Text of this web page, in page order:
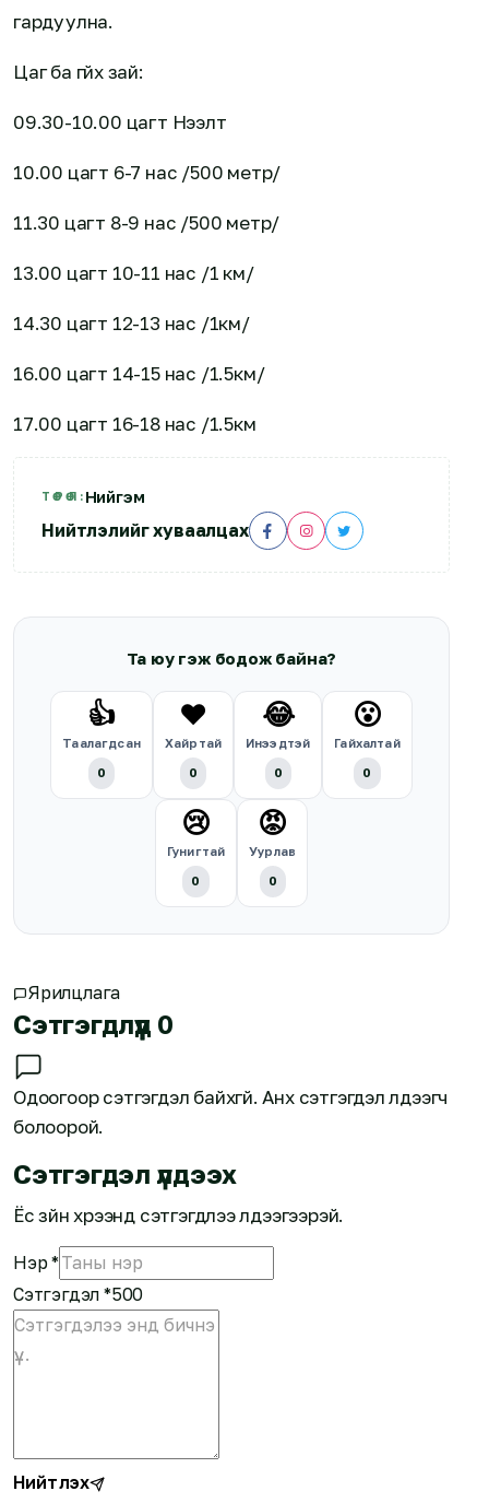
гардуулна.
Цаг ба гүйх зай:
09.30-10.00 цагт Нээлт
10.00 цагт 6-7 нас /500 метр/
11.30 цагт 8-9 нас /500 метр/
13.00 цагт 10-11 нас /1 км/
14.30 цагт 12-13 нас /1км/
16.00 цагт 14-15 нас /1.5км/
17.00 цагт 16-18 нас /1.5км
ТӨРӨЛ: Нийгэм
Нийтлэлийг хуваалцах
Та юу гэж бодож байна?
👍
Таалагдсан
0
❤️
Хайртай
0
😂
Инээдтэй
0
😮
Гайхалтай
0
😢
Гунигтай
0
😡
Уурлав
0
Ярилцлага
Сэтгэгдлүүд 0
Одоогоор сэтгэгдэл байхгүй. Анх сэтгэгдэл үлдээгч
болоорой.
Сэтгэгдэл үлдээх
Ёс зүйн хүрээнд сэтгэгдлээ үлдээгээрэй.
Нэр*
Сэтгэгдэл*500
Нийтлэх